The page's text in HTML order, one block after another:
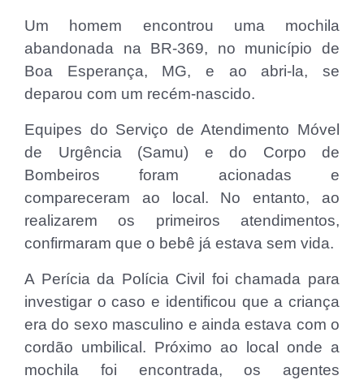
Um homem encontrou uma mochila
abandonada na BR-369, no município de
Boa Esperança, MG, e ao abri-la, se
deparou com um recém-nascido.
Equipes do Serviço de Atendimento Móvel
de Urgência (Samu) e do Corpo de
Bombeiros foram acionadas e
compareceram ao local. No entanto, ao
realizarem os primeiros atendimentos,
confirmaram que o bebê já estava sem vida.
A Perícia da Polícia Civil foi chamada para
investigar o caso e identificou que a criança
era do sexo masculino e ainda estava com o
cordão umbilical. Próximo ao local onde a
mochila foi encontrada, os agentes